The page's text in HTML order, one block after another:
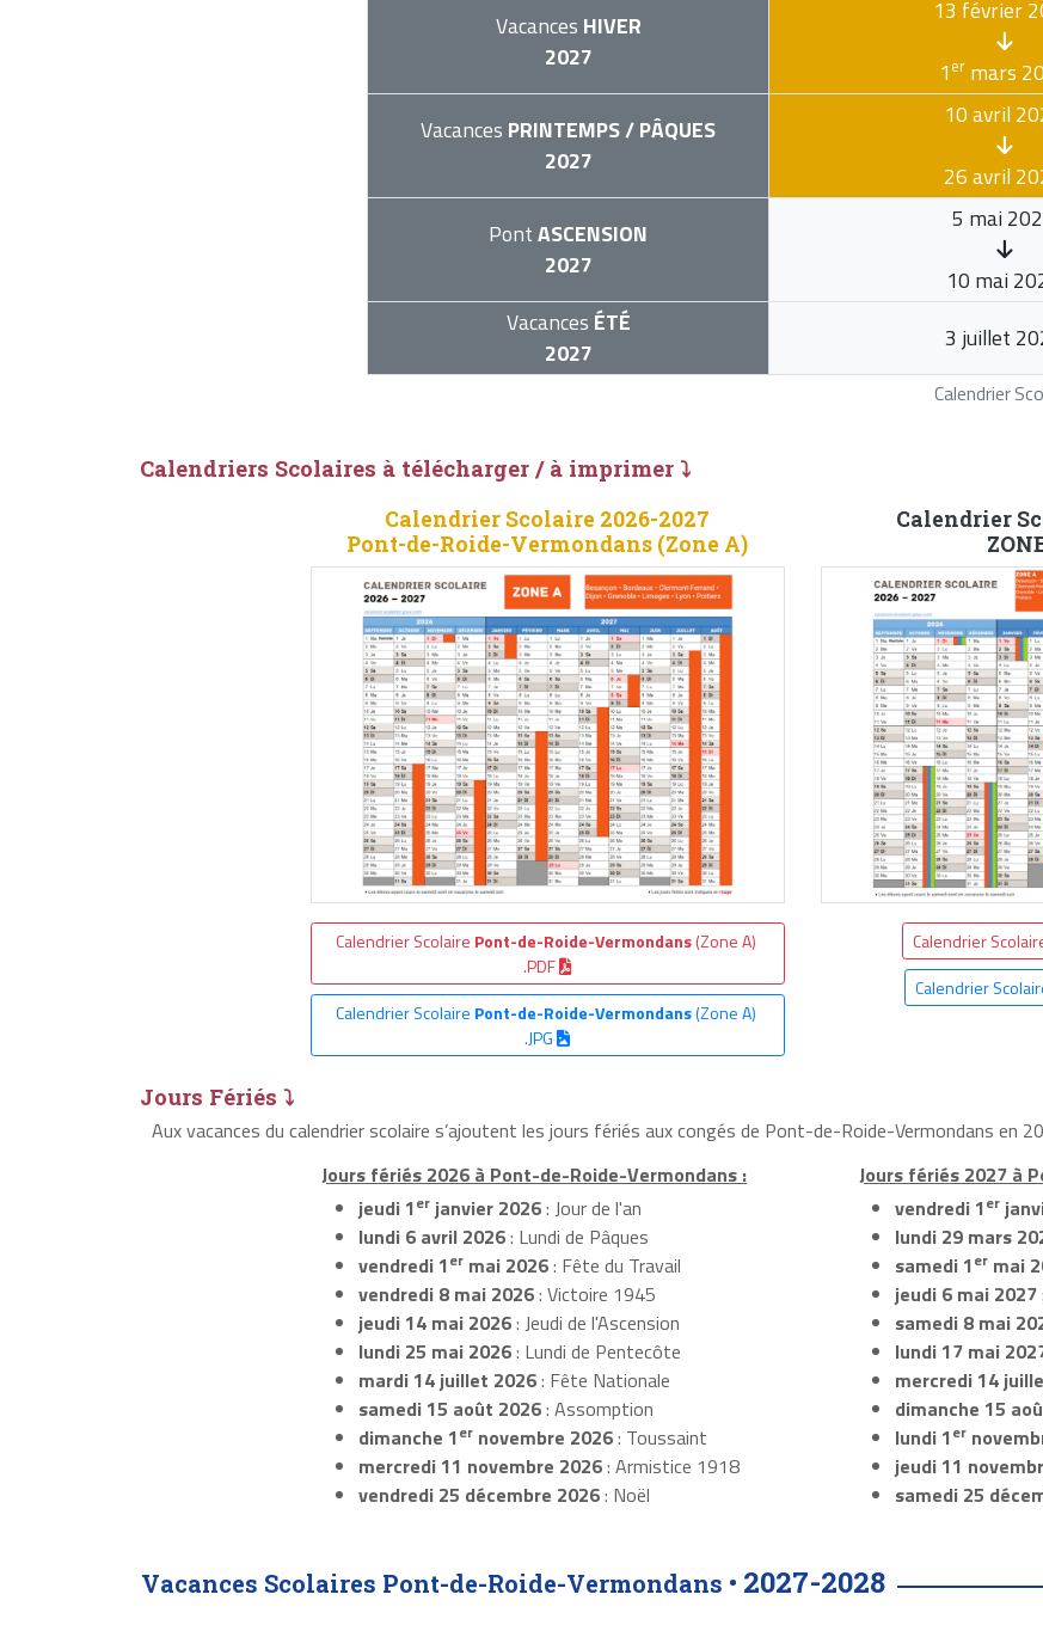
Calendrier
Vacances HIVER
2027
13 février
1ermars
Vacances PRINTEMPS / PÂQUES
2027
10 avril
26 avril
PontASCENSION
2027
5 mai
10 mai
Vacances ÉTÉ
2027
3 juillet
Calendriers Scolaires à télécharger / à imprimer ⤵
Calendrier Scolaire 2026-2027
Pont-de-Roide-Vermondans (Zone A)
Calendrier Scolaire Pont-de-Roide-Vermondans(Zone A)
.PDF
Calendrier Scolaire Pont-de-Roide-Vermondans(Zone A)
.JPG
Calendrier
Calendrier
Calendrier
Jours Fériés ⤵
Aux vacances du calendrier scolaire s’ajoutent les jours fériés aux congés de Pont-de-Roide-Vermondans en
Jours fériés 2026 à Pont-de-Roide-Vermondans :
jeudi 1erjanvier 2026: Jour de l'an
lundi 6 avril 2026: Lundi de Pâques
vendredi 1ermai 2026: Fête du Travail
vendredi 8 mai 2026: Victoire 1945
jeudi 14 mai 2026: Jeudi de l'Ascension
lundi 25 mai 2026: Lundi de Pentecôte
mardi 14 juillet 2026: Fête Nationale
samedi 15 août 2026: Assomption
dimanche 1ernovembre 2026: Toussaint
mercredi 11 novembre 2026: Armistice 1918
vendredi 25 décembre 2026: Noël
Jours fériés 2027 à
vendredi 1er
lundi 29 mars
samedi 1er mai
jeudi 6 mai 2027
samedi 8 mai
lundi 17 mai
mercredi 14
dimanche 15
lundi 1er
jeudi 11
samedi 25
Vacances Scolaires Pont-de-Roide-Vermondans • 2027-2028